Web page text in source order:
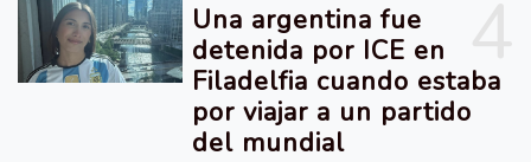
Una argentina fue
detenida por ICE en
Filadelfia cuando estaba
por viajar a un partido
del mundial